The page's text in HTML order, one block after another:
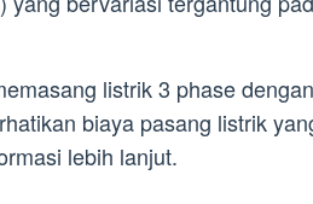
listrik 3 phase
biaya pasang listrik
lebih lanjut.